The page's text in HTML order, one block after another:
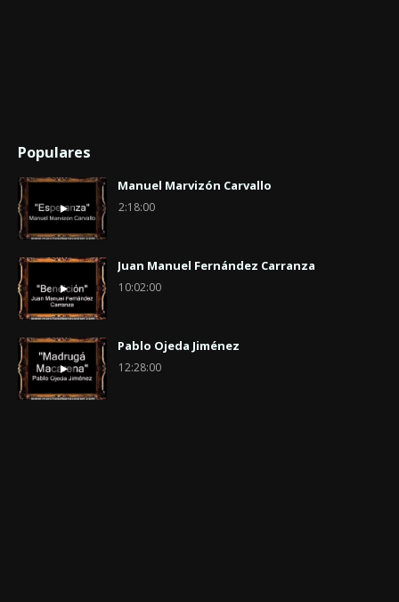
Populares
Manuel Marvizón Carvallo
2:18:00
Juan Manuel Fernández Carranza
10:02:00
Pablo Ojeda Jiménez
12:28:00